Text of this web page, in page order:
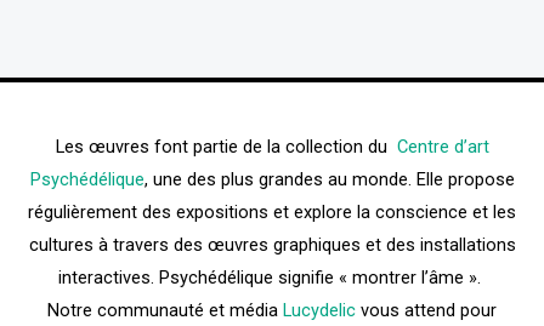
Les œuvres font partie de la collection du Centre d’art
Psychédélique, une des plus grandes au monde. Elle propose
régulièrement des expositions et explore la conscience et les
cultures à travers des œuvres graphiques et des installations
interactives. Psychédélique signifie « montrer l’âme ».
Notre communauté et média Lucydelic vous attend pour